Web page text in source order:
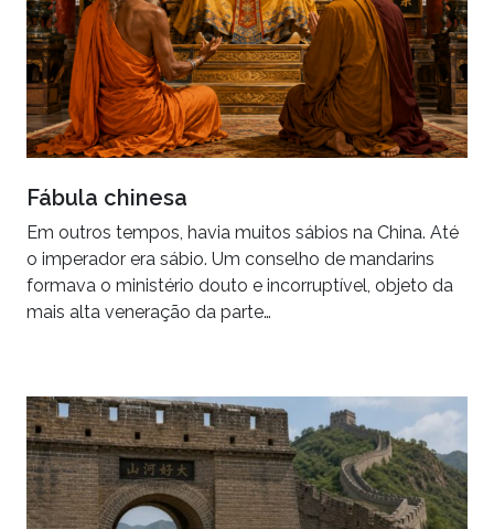
Fábula chinesa
Em outros tempos, havia muitos sábios na China. Até
o imperador era sábio. Um conselho de mandarins
formava o ministério douto e incorruptível, objeto da
mais alta veneração da parte…